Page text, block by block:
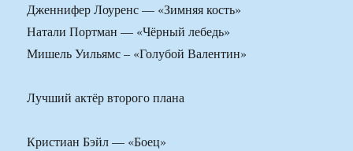
Дженнифер Лоуренс — «Зимняя кость»
Натали Портман — «Чёрный лебедь»
Мишель Уильямс – «Голубой Валентин»
Лучший актёр второго плана
Кристиан Бэйл — «Боец»